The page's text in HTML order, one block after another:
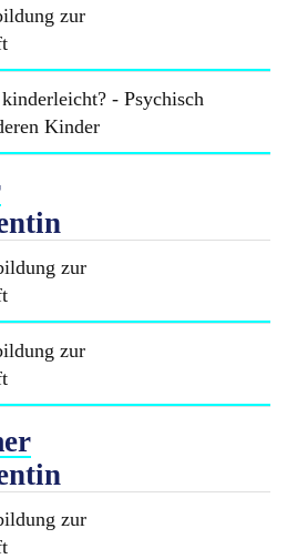
zur
- Psychisch
Kinder
zur
zur
zur